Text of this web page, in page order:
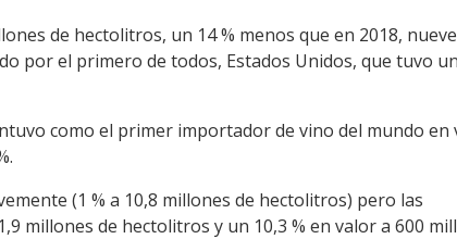
de hectolitros, un 14 % menos que en 2018,
por el primero de todos, Estados Unidos, que tuvo
como el primer importador de vino del mundo en
(1 % a 10,8 millones de hectolitros) pero las
millones de hectolitros y un 10,3 % en valor a 600